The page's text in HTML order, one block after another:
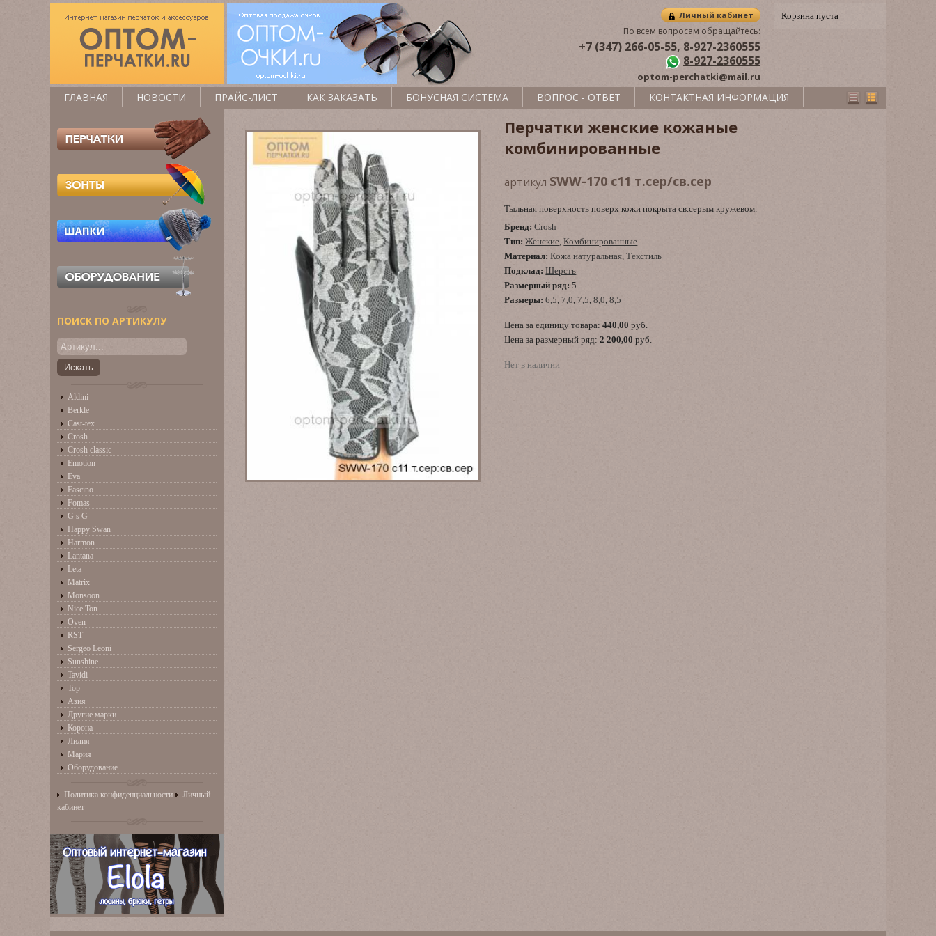
ПОИСК ПО АРТИКУЛУ
Aldini
Berkle
Cast-tex
Crosh
Crosh classic
Emotion
Eva
Fascino
Fomas
G s G
Happy Swan
Harmon
Lantana
Leta
Matrix
Monsoon
Nice Ton
Oven
RST
Sergeo Leoni
Sunshine
Tavidi
Top
Азия
Другие марки
Корона
Лилия
Мария
Оборудование
Политика конфиденциальности
Личный
кабинет
Перчатки женские кожаные
комбинированные
артикул SWW-170 c11 т.сер/св.сер
Тыльная поверхность поверх кожи покрыта св.серым кружевом.
Бренд: Crosh
Тип: Женские,Комбинированные
Материал: Кожа натуральная,Текстиль
Подклад: Шерсть
Размерный ряд: 5
Размеры: 6,5, 7,0, 7,5,8,0,8,5
Цена за единицу товара:440,00 руб.
Цена за размерный ряд:2 200,00 руб.
Нет в наличии
Корзина пуста
Личный кабинет
По всем вопросам обращайтесь:
+7 (347) 266-05-55, 8-927-2360555
8-927-2360555
optom-perchatki@mail.ru
ГЛАВНАЯ НОВОСТИ ПРАЙС-ЛИСТ КАК ЗАКАЗАТЬ БОНУСНАЯ СИСТЕМА ВОПРОС - ОТВЕТ КОНТАКТНАЯ ИНФОРМАЦИЯ